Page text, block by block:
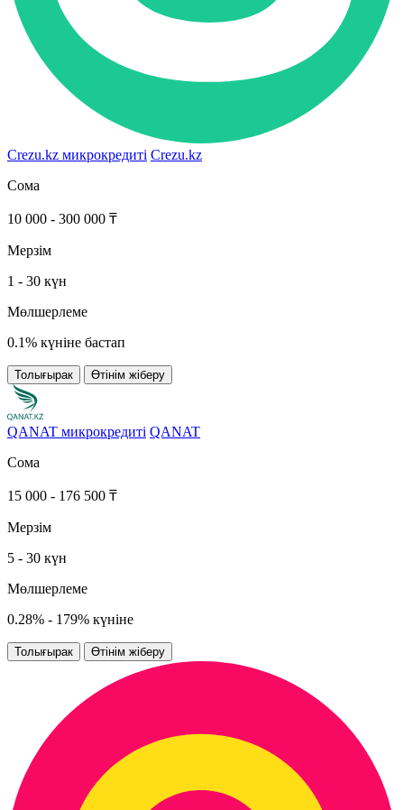
Crezu.kz микрокредиті Crezu.kz
Сома
10 000 - 300 000 ₸
Мерзім
1 - 30 күн
Мөлшерлеме
0.1% күніне бастап
Толығырак Өтінім жіберу
QANAT микрокредиті QANAT
Сома
15 000 - 176 500 ₸
Мерзім
5 - 30 күн
Мөлшерлеме
0.28% - 179% күніне
Толығырак Өтінім жіберу